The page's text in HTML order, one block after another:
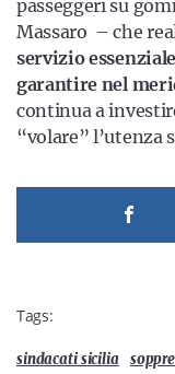
passeggeri su
Massaro – che
servizio
garantire nel
continua a
“volare” l’utenza
Tags:
sindacati sicilia